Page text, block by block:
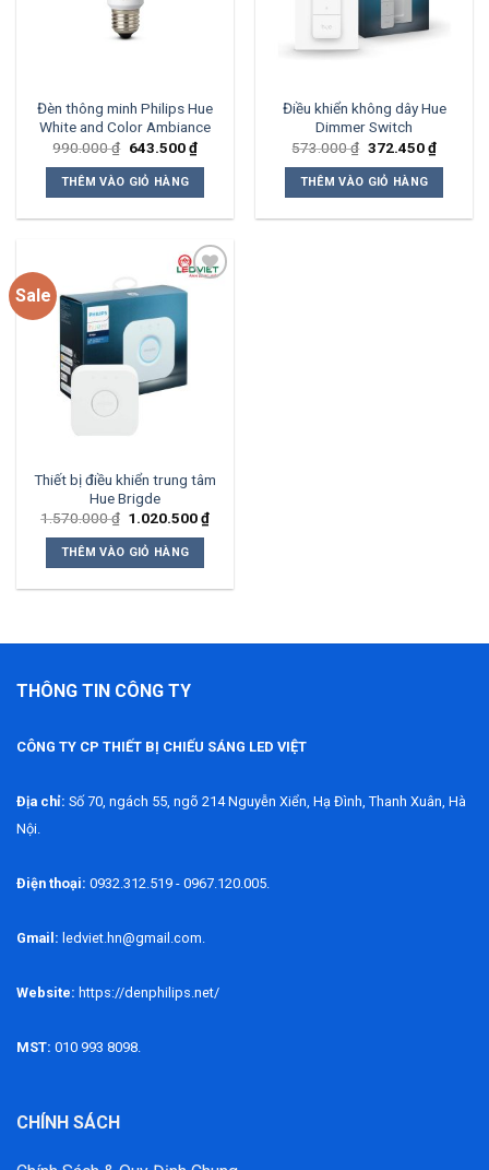
Đèn thông minh Philips Hue
White and Color Ambiance
990.000₫ Giá
là:
990.000 ₫.
643.500₫Giá
hiện
643.500 ₫.
THÊM VÀO GIỎ HÀNG
Điều khiển không dây Hue
Dimmer Switch
573.000₫ Giá
là:
573.000 ₫.
372.450₫Giá
hiện
THÊM VÀO GIỎ HÀNG
Sale
Add to
wishlist
Thiết bị điều khiển trung tâm
Hue Brigde
1.570.000₫ Giá
là:
1.570.000 ₫.
1.020.500₫Giá
THÊM VÀO GIỎ HÀNG
THÔNG TIN CÔNG TY
CÔNG TY CP THIẾT BỊ CHIẾU SÁNG LED VIỆT
Địa chỉ: Số 70, ngách 55, ngõ 214 Nguyễn Xiển, Hạ Đình, Thanh Xuân, Hà
Nội.
Điện thoại: 0932.312.519 - 0967.120.005.
Gmail: ledviet.hn@gmail.com.
Website: https://denphilips.net/
MST: 010 993 8098.
CHÍNH SÁCH